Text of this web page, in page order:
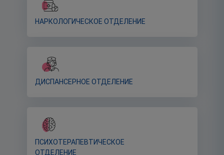
НАРКОЛОГИЧЕСКОЕ ОТДЕЛЕНИЕ
ДИСПАНСЕРНОЕ ОТДЕЛЕНИЕ
ПСИХОТЕРАПЕВТИЧЕСКОЕ
ОТДЕЛЕНИЕ